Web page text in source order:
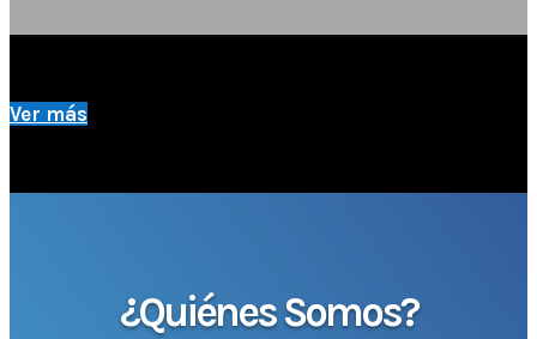
Ver más
¿Quiénes Somos?